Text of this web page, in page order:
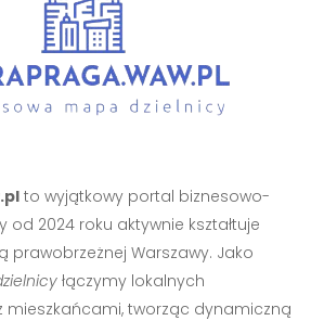
to wyjątkowy portal biznesowo-
od 2024 roku aktywnie kształtuje
prawobrzeżnej Warszawy. Jako
łączymy lokalnych
mieszkańcami, tworząc dynamiczną